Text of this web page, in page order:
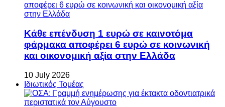
Κάθε επένδυση 1 ευρώ σε καινοτόμα
φάρμακα αποφέρει 6 ευρώ σε κοινωνική
και οικονομική αξία στην Ελλάδα
10 July 2026
Ιδιωτικός Τομέας